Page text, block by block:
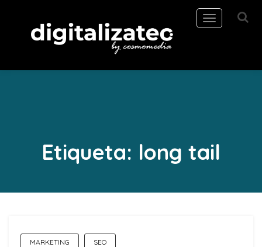
Toggle
navigation
Etiqueta: long tail
MARKETING SEO